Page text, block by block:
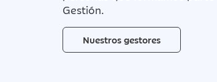
Gestión.
Nuestros gestores